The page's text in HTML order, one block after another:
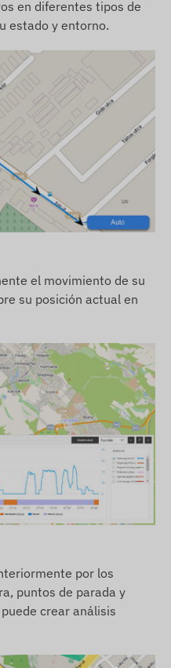
de interés con cerca
rastreador GPS para
USB
por un ano
del dispositivo, es
con los sistemas de
redes de operadores
recolección y
la comunicación
o, en caso de uso
con el sistema
de datos.
través de las redes
la ayuda de una
colocada en él.
con redes GSM
regiones:
en diferentes tipos de
estado y entorno.
el movimiento de su
su posición actual en
por los
puntos de parada y
crear análisis